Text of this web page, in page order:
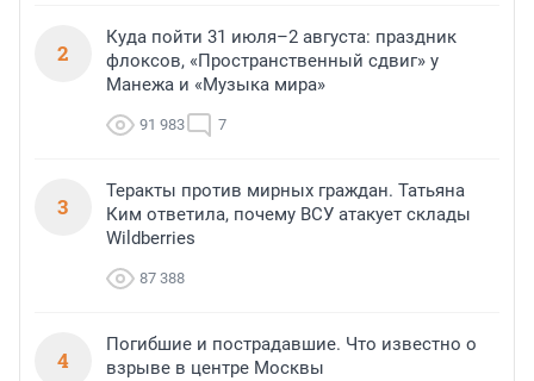
2
Куда пойти 31 июля–2 августа: праздник
флоксов, «Пространственный сдвиг» у
Манежа и «Музыка мира»
91 983 7
3
Теракты против мирных граждан. Татьяна
Ким ответила, почему ВСУ атакует склады
Wildberries
87 388
4
Погибшие и пострадавшие. Что известно о
взрыве в центре Москвы